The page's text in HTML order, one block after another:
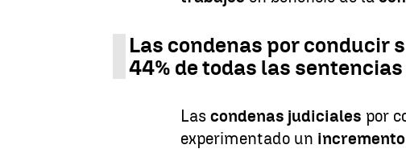
Las condenas por conducir
44% de todas las
Lascondenas judiciales por
experimentado un incremento